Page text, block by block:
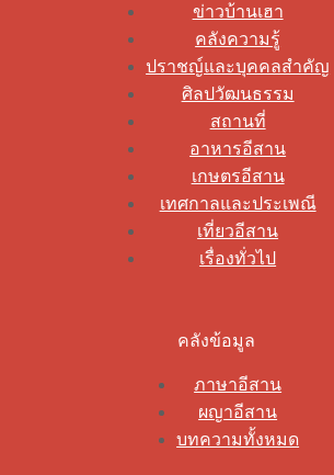
ข่าวบ้านเฮา
คลังความรู้
ปราชญ์และบุคคลสำคัญ
ศิลปวัฒนธรรม
สถานที่
อาหารอีสาน
เกษตรอีสาน
เทศกาลและประเพณี
เที่ยวอีสาน
เรื่องทั่วไป
คลังข้อมูล
ภาษาอีสาน
ผญาอีสาน
บทความทั้งหมด